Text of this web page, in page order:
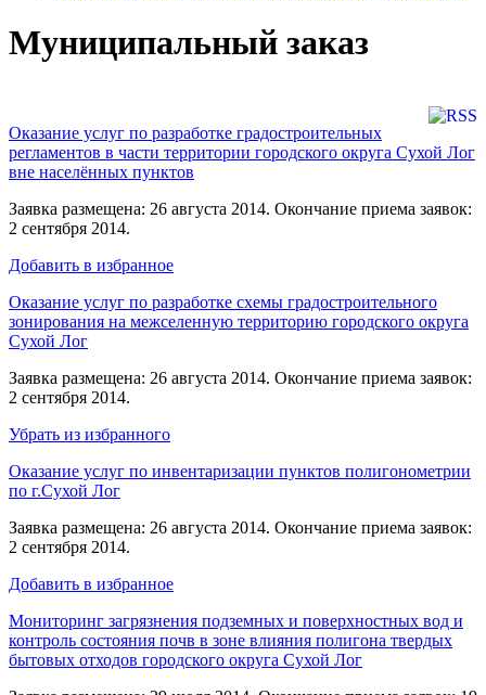
Муниципальный заказ
Оказание услуг по разработке градостроительных
регламентов в части территории городского округа Сухой Лог
вне населённых пунктов
Заявка размещена: 26 августа 2014. Окончание приема заявок:
2 сентября 2014.
Добавить в избранное
Оказание услуг по разработке схемы градостроительного
зонирования на межселенную территорию городского округа
Сухой Лог
Заявка размещена: 26 августа 2014. Окончание приема заявок:
2 сентября 2014.
Убрать из избранного
Оказание услуг по инвентаризации пунктов полигонометрии
по г.Сухой Лог
Заявка размещена: 26 августа 2014. Окончание приема заявок:
2 сентября 2014.
Добавить в избранное
Мониторинг загрязнения подземных и поверхностных вод и
контроль состояния почв в зоне влияния полигона твердых
бытовых отходов городского округа Сухой Лог